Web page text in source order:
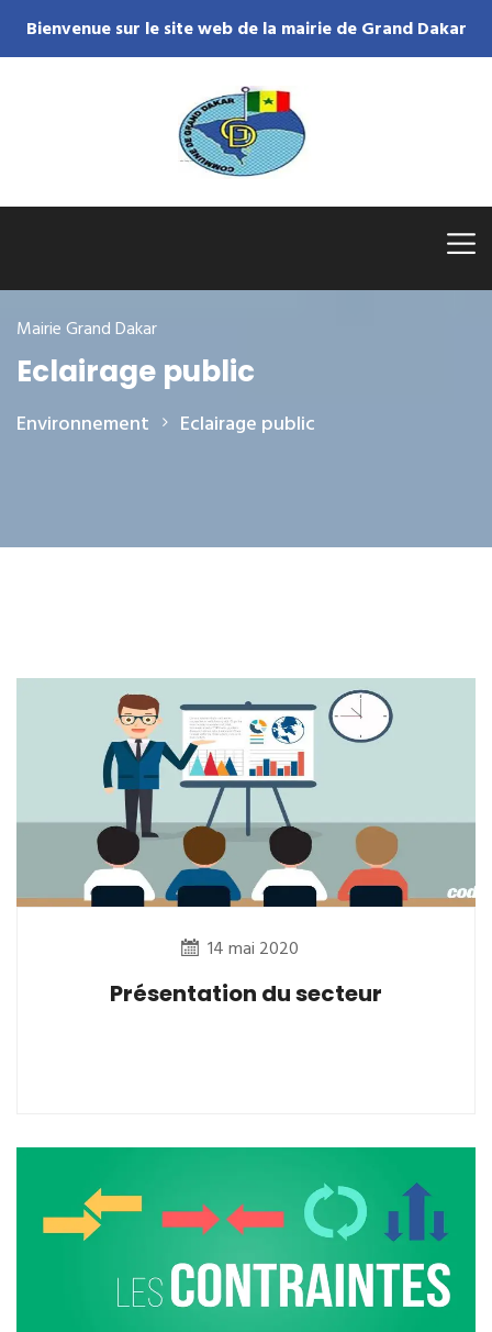
Bienvenue sur le site web de la mairie de Grand Dakar
Mairie Grand Dakar
Eclairage public
Environnement Eclairage public
14 mai 2020
Présentation du secteur